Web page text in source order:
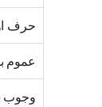
حرف
عموم
وجوب